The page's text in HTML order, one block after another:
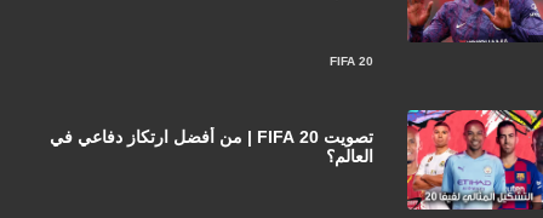
FIFA 20
تصويت FIFA 20 | من أفضل ارتكاز دفاعي في
العالم؟